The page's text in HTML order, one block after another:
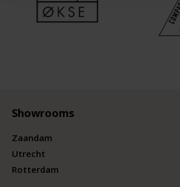
Showrooms
Zaandam
Utrecht
Rotterdam